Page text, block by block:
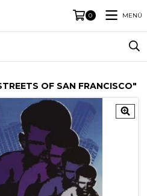
0 MENÚ
OF SAN FRANCISCO"